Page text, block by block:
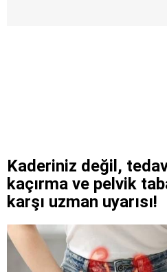
Kaderiniz değil,
kaçırma ve pelvik
karşı uzman uyarısı!